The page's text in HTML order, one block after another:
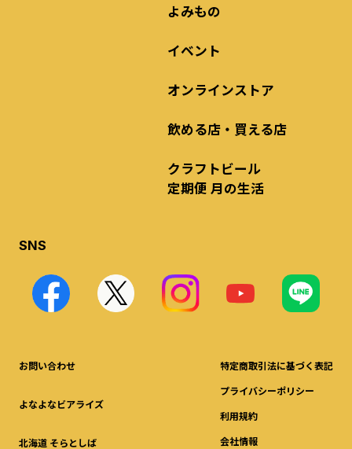
よみもの
イベント
オンラインストア
飲める店・買える店
クラフトビール
定期便 月の生活
SNS
お問い合わせ
よなよなビアライズ
北海道 そらとしば
特定商取引法に基づく表記
プライバシーポリシー
利用規約
会社情報